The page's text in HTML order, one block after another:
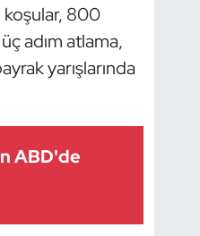
800
adım atlama,
yarışlarında
ABD'de